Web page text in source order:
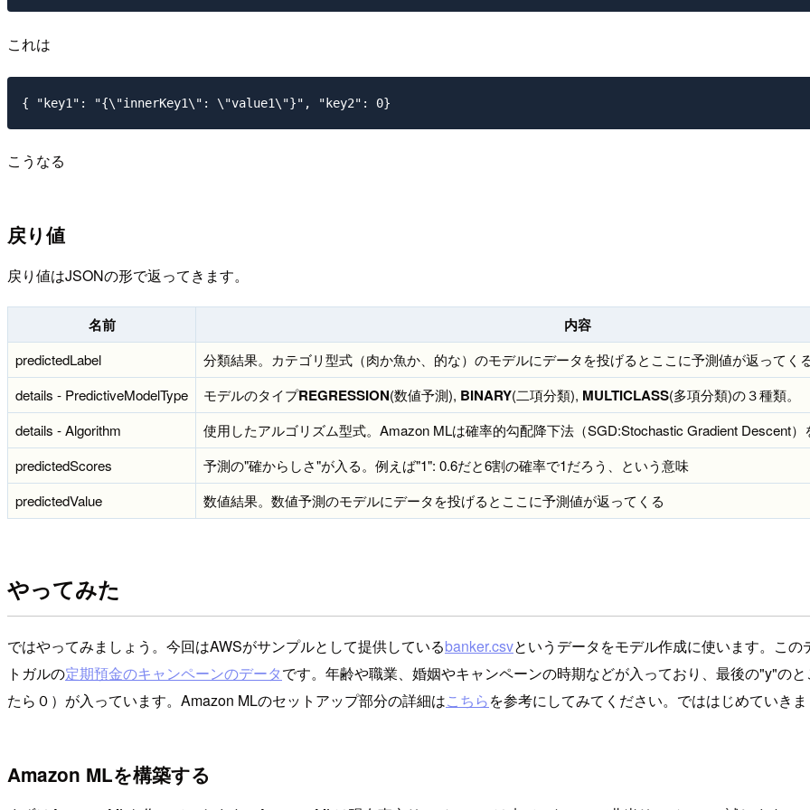
これは
{ "key1": "{\"innerKey1\": \"value1\"}", "key2": 0}
こうなる
戻り値
戻り値はJSONの形で返ってきます。
名前 内容
predictedLabel
分類結果。カテゴリ型式（肉か魚か、的な）のモデルにデータを投げるとここに予測値が返ってく
details - PredictiveModelType
モデルのタイプREGRESSION(数値予測), BINARY(二項分類), MULTICLASS(多項分類)の３種類。
details - Algorithm
使用したアルゴリズム型式。Amazon MLは確率的勾配降下法（SGD:Stochastic Gradient Descent）
predictedScores
予測の"確からしさ"が入る。例えば"1": 0.6だと6割の確率で1だろう、という意味
predictedValue
数値結果。数値予測のモデルにデータを投げるとここに予測値が返ってくる
やってみた
ではやってみましょう。今回はAWSがサンプルとして提供しているbanker.csvというデータをモデル作成に使います。こ
トガルの定期預金のキャンペーンのデータです。年齢や職業、婚姻やキャンペーンの時期などが入っており、最後の"y"の
たら０）が入っています。Amazon MLのセットアップ部分の詳細はこちらを参考にしてみてください。でははじめていき
Amazon MLを構築する